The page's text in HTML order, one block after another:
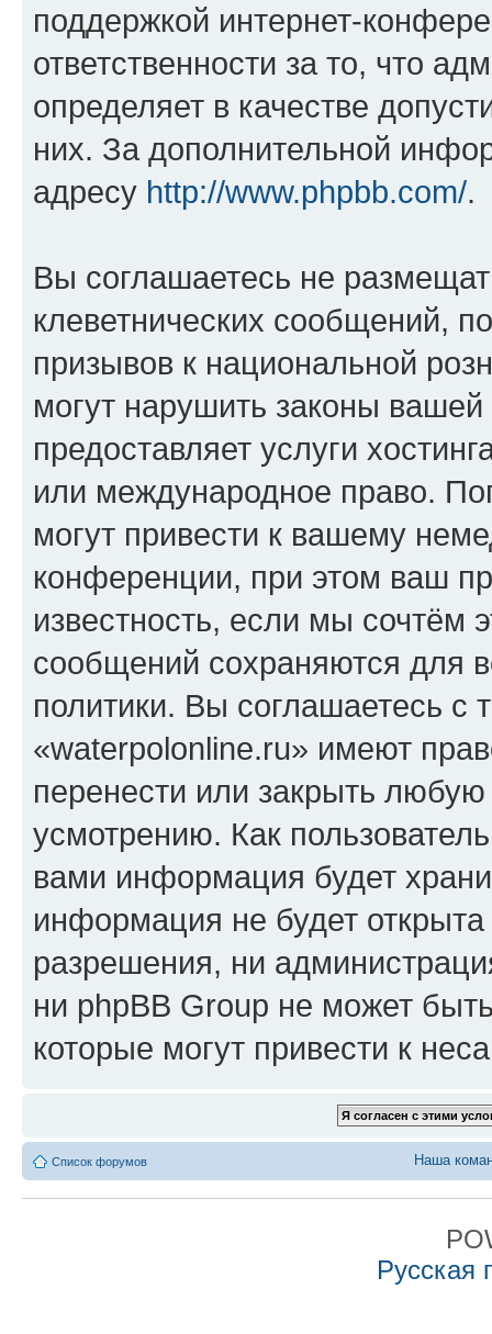
поддержкой интернет-
ответственности за то, что
определяет в качестве
них. За дополнительной
адресу http://www.phpbb.com/.
Вы соглашаетесь не
клеветнических сообщений,
призывов к национальной
могут нарушить законы
предоставляет услуги
или международное право.
могут привести к вашему
конференции, при этом ваш
известность, если мы сочтём
сообщений сохраняются для
политики. Вы соглашаетесь
«waterpolonline.ru» имеют
перенести или закрыть
усмотрению. Как
вами информация будет
информация не будет
разрешения, ни
ни phpBB Group не может
которые могут привести к
Список форумов Наша
Русская